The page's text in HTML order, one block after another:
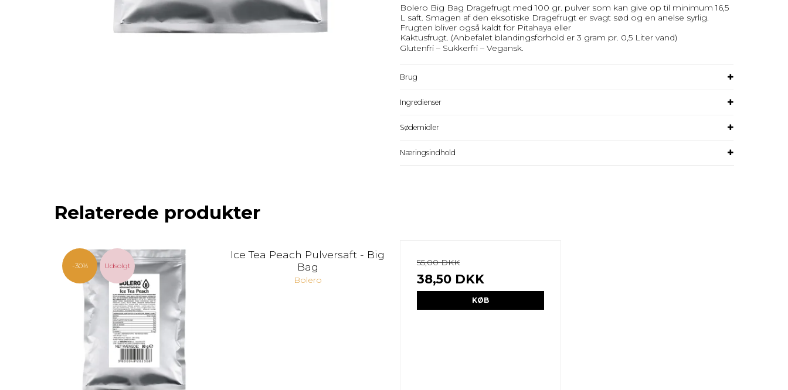
Bolero Big Bag Dragefrugt med 100 gr. pulver som kan give op til minimum 16,5
L saft. Smagen af den eksotiske Dragefrugt er svagt sød og en anelse syrlig.
Frugten bliver også kaldt for Pitahaya eller
Kaktusfrugt. (Anbefalet blandingsforhold er 3 gram pr. 0,5 Liter vand)
Glutenfri – Sukkerfri – Vegansk.
Brug
Ingredienser
Sødemidler
Næringsindhold
Relaterede produkter
-30% Udsolgt
Ice Tea Peach Pulversaft - Big
Bag
Bolero
55,00 DKK
38,50 DKK
KØB